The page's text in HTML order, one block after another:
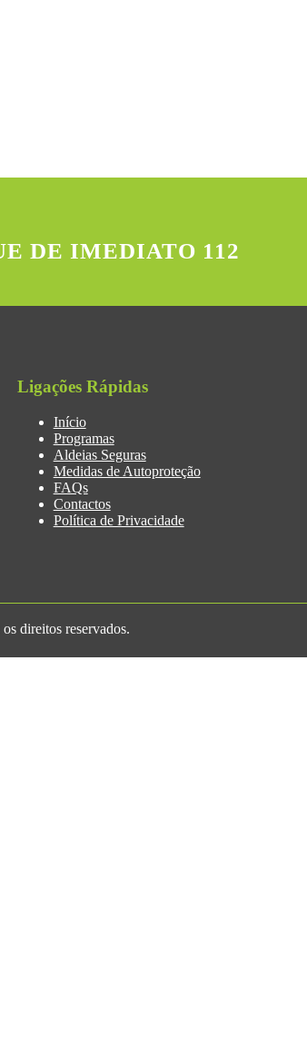
DE IMEDIATO 112
Ligações Rápidas
Início
Programas
Aldeias Seguras
Medidas de Autoproteção
FAQs
Contactos
Política de Privacidade
direitos reservados.